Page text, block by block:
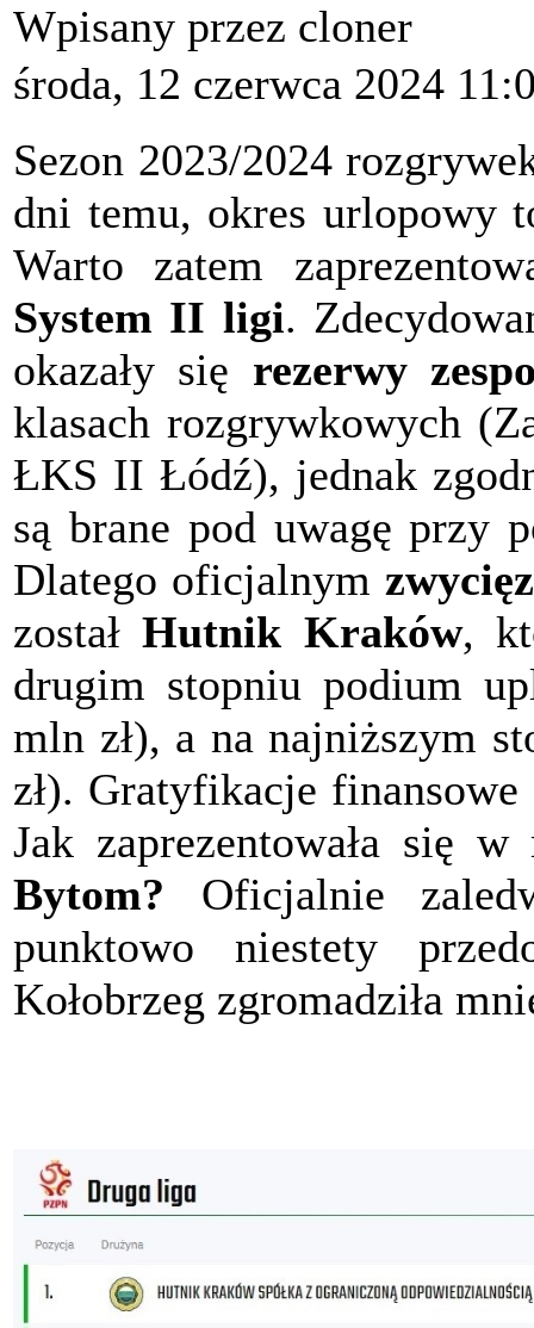
Wpisany przez cloner
środa, 12 czerwca 2024
Sezon 2023/2024
dni temu, okres urlopowy
Warto zatem
System II ligi.
okazały się rezerwy
klasach rozgrywkowych
ŁKS II Łódź), jednak
są brane pod uwagę przy
Dlatego oficjalnym
zostałHutnik Kraków,
drugim stopniu podium
mln zł), a na najniższym
zł). Gratyfikacje
Jak zaprezentowała się
Bytom? Oficjalnie
punktowo niestety
Kołobrzeg zgromadziła